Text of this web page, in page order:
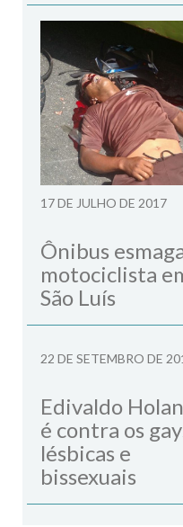
17 DE JULHO DE 2017
Ônibus
motociclista
São Luís
22 DE SETEMBRO DE
Edivaldo
é contra os
lésbicas e
bissexuais